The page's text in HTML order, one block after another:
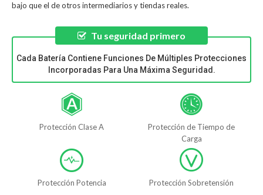
bajo que el de otros intermediarios y tiendas reales.
Tu seguridad primero
Cada Batería Contiene Funciones De Múltiples Protecciones
Incorporadas Para Una Máxima Seguridad.
Protección Clase A
Protección de Tiempo de
Carga
Protección Potencia Protección Sobretensión